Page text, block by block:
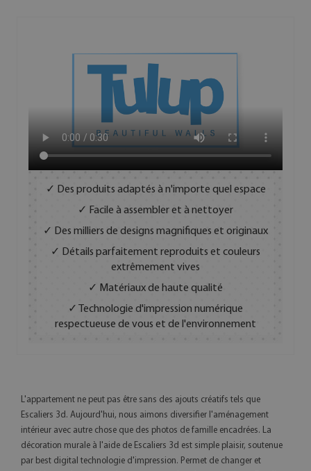
✓ Des produits adaptés à n'importe quel espace
✓ Facile à assembler et à nettoyer
✓ Des milliers de designs magnifiques et originaux
✓ Détails parfaitement reproduits et couleurs
extrêmement vives
✓ Matériaux de haute qualité
✓ Technologie d'impression numérique
respectueuse de vous et de l'environnement
L'appartement ne peut pas être sans des ajouts créatifs tels que
Escaliers 3d. Aujourd'hui, nous aimons diversifier l'aménagement
intérieur avec autre chose que des photos de famille encadrées. La
décoration murale à l'aide de Escaliers 3d est simple plaisir, soutenue
par best digital technologie d'impression. Permet de changer et